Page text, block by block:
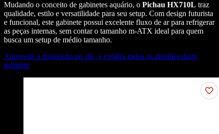
Mudando o conceito de gabinetes aquário, o Pichau HX710L traz
qualidade, estilo e versatilidade para seu setup. Com design futurista
e funcional, este gabinete possui excelente fluxo de ar para refrigerar
as peças internas, sem contar o tamanho m-ATX ideal para quem
busca um setup de médio tamanho.
Aproveite a promoção no site, e confira todos os detalhes deste
gabinete